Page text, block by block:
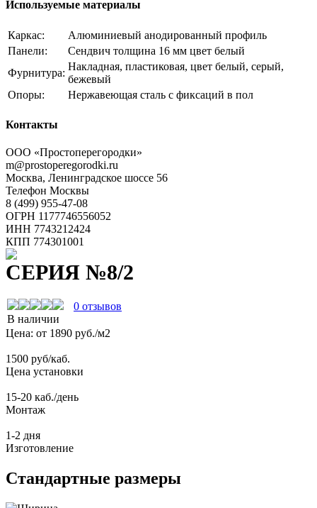
Используемые материалы
Каркас:
Алюминиевый анодированный профиль
Панели:
Сендвич толщина 16 мм цвет белый
Фурнитура:
Накладная, пластиковая, цвет белый, серый,
бежевый
Опоры:
Нержавеющая сталь с фиксаций в пол
Контакты
ООО «Простоперегородки»
m@prostoperegorodki.ru
Москва, Ленинградское шоссе 56
Телефон Москвы
8 (499) 955-47-08
ОГРН 1177746556052
ИНН 7743212424
КПП 774301001
СЕРИЯ №8/2
0 отзывов
В наличии
Цена: от 1890 руб./м2
1500 руб/каб.
Цена установки
15-20 каб./день
Монтаж
1-2 дня
Изготовление
Стандартные размеры